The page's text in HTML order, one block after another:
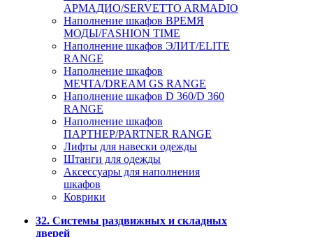
АРМАДИО/SERVETTO ARMADIO
Наполнение шкафов ВРЕМЯ
МОДЫ/FASHION TIME
Наполнение шкафов ЭЛИТ/ELITE
RANGE
Наполнение шкафов
МЕЧТА/DREAM GS RANGE
Наполнение шкафов D 360/D 360
RANGE
Наполнение шкафов
ПАРТНЕР/PARTNER RANGE
Лифты для навески одежды
Штанги для одежды
Аксессуары для наполнения
шкафов
Коврики
32. Системы раздвижных и складных
дверей